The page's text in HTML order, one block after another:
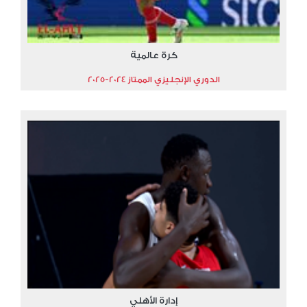
كرة عالمية
الدوري الإنجليزي الممتاز 2024-2025
إدارة الأهلي